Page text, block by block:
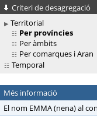
Criteri de desagregació
Territorial
Per províncies
Per àmbits
Per comarques i Aran
Temporal
Més informació
El nom EMMA (nena) al